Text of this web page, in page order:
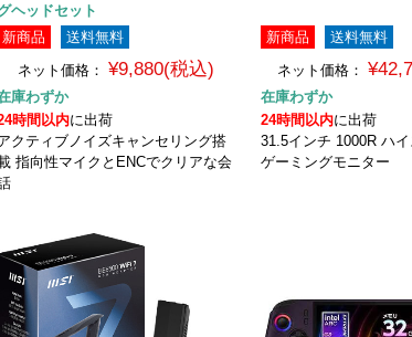
ヘッドセット
新商品
送料無料
ネット価格： ¥9,880(税込)
庫わずか
時間以内に出荷
クティブノイズキャンセリング搭
指向性マイクとENCでクリアな会
新商品
送料無料
ネット価格：
在庫わずか
24時間以内に出荷
31.5インチ 1000R ハ
ゲーミングモニター